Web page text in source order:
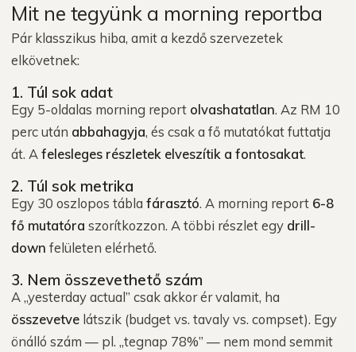
Mit ne tegyünk a morning reportba
Pár klasszikus hiba, amit a kezdő szervezetek
elkövetnek:
1. Túl sok adat
Egy 5-oldalas morning report olvashatatlan. Az RM 10
perc után abbahagyja, és csak a fő mutatókat futtatja
át. Afelesleges részletek elveszítik a fontosakat.
2. Túl sok metrika
Egy 30 oszlopos tábla fárasztó. A morning report 6-8
fő mutatóra szorítkozzon. A többi részlet egy drill-
down felületen elérhető.
3. Nem összevethető szám
A „yesterday actual” csak akkor ér valamit, ha
összevetve látszik (budget vs. tavaly vs. compset). Egy
önálló szám — pl. „tegnap 78%” — nem mond semmit